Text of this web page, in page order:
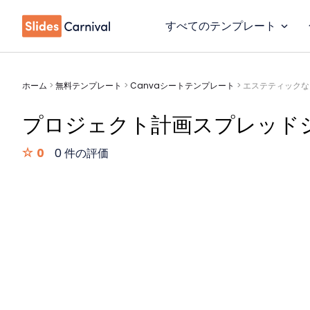
すべてのテンプレート
ホーム > 無料テンプレート > Canvaシートテンプレート > エステティック
プロジェクト計画スプレッド
0 0 件の評価